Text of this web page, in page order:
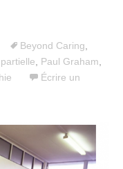
Beyond Caring
Paul Graham
Écrire un